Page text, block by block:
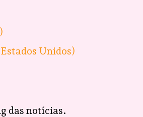
Unidos)
das notícias.